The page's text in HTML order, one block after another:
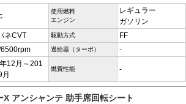
使用燃料
エンジン
レギュラー
ガソリン
ネCVT 駆動方式 FF
過給器（ターボ） -
12月～201
燃費性能 -
アンシャンテ 助手席回転シート